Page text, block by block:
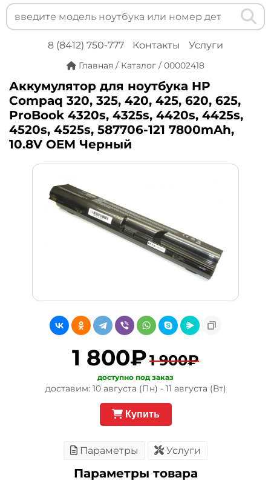
8 (8412) 750-777 Контакты Услуги
Главная / Каталог / 00002418
Аккумулятор для ноутбука HP
Compaq 320, 325, 420, 425, 620, 625,
ProBook 4320s, 4325s, 4420s, 4425s,
4520s, 4525s, 587706-121 7800mAh,
10.8V OEM Черный
1 800₽1 900₽
доступно под заказ
доставим: 10 августа (Пн) - 11 августа (Вт)
Купить
Параметры Услуги
Параметры товара